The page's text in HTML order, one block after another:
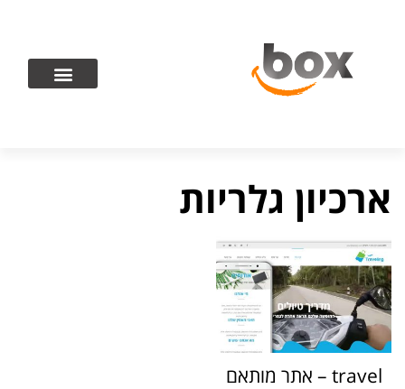
ארכיון גלריות
travel – אתר מותאם